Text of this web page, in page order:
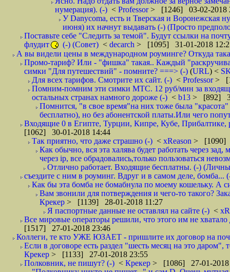
нумерация). (-) < Professor> [1246] 03-02-2018
У Danycoma, есть и Тверская и Воронежская
июня) их начнут выдавать (-) (Просто
Поставьте себе "Следить за темой". Будут ссылки на
флудит
(-) (Совет) < decarch > [1095] 31-01-2018
А вы видели цены в международном роуминге? Откуда
Промо-тариф? Или - "фишка" такая.. Каждый
симки "Для путешествий" - помните? ===> (-) (URL) <
Для всех тарифов. Смотрите их сайт. (-) < Professor>
Помним-помним эти симки МТС. 12 руб/мин за
остальных странах намного дороже (-) < b13 > [892]
Помнится, "в свое время"на них тоже была
бесплатно), но без абонентской платы.Или чего
Входящие 0 в Египте, Турции, Кипре, Кубе,
[1062] 30-01-2018 14:44
Так приятно, что даже страшно (-) < xReason > [1090]
Как обычно, вся эта халява будет работать через
через ip, все обрадовались,только пользоваться
Отлично работает. Входящие бесплатны. (-)
съездите с ним в роуминг. Вдруг и в самом деле, бомба...
Как бы эта бомба не бомабнула по моему кошельку. А
Вам звонили для потверждения и чего-то такого?
Крекер > [1139] 28-01-2018 11:27
Я паспортные данные не оставлял на сайте (-) <
Все мировые операторы решили, что этого им не
[1517] 27-01-2018 23:46
Коллеги, те кто УЖЕ ЮЗАЕТ - пришлите их договор на
Если в договоре есть раздел "шесть месяц на это даром",
Крекер > [1133] 27-01-2018 23:55
Полковник, не пишут? (-) < Крекер > [1086] 27-01-2018